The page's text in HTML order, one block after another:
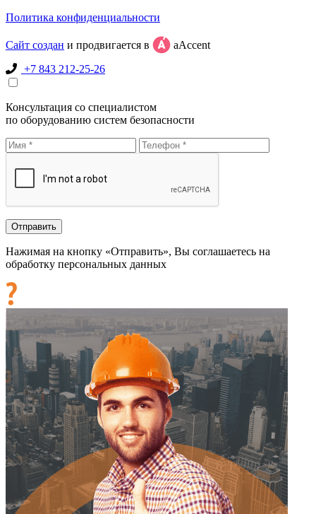
Политика конфиденциальности
Сайт создан и продвигается в
aAccent
+7 843 212-25-26
Консультация со специалистом
по оборудованию систем безопасности
Нажимая на кнопку «Отправить», Вы соглашаетесь на
обработку персональных данных